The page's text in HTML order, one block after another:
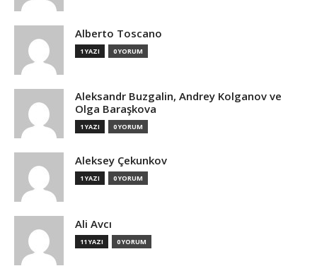
Alberto Toscano
1 YAZI 0 YORUM
Aleksandr Buzgalin, Andrey Kolganov ve
Olga Baraşkova
1 YAZI 0 YORUM
Aleksey Çekunkov
1 YAZI 0 YORUM
Ali Avcı
11 YAZI 0 YORUM